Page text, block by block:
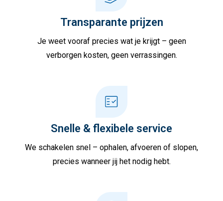
Transparante prijzen
Je weet vooraf precies wat je krijgt – geen
verborgen kosten, geen verrassingen.
Snelle & flexibele service
We schakelen snel – ophalen, afvoeren of slopen,
precies wanneer jij het nodig hebt.